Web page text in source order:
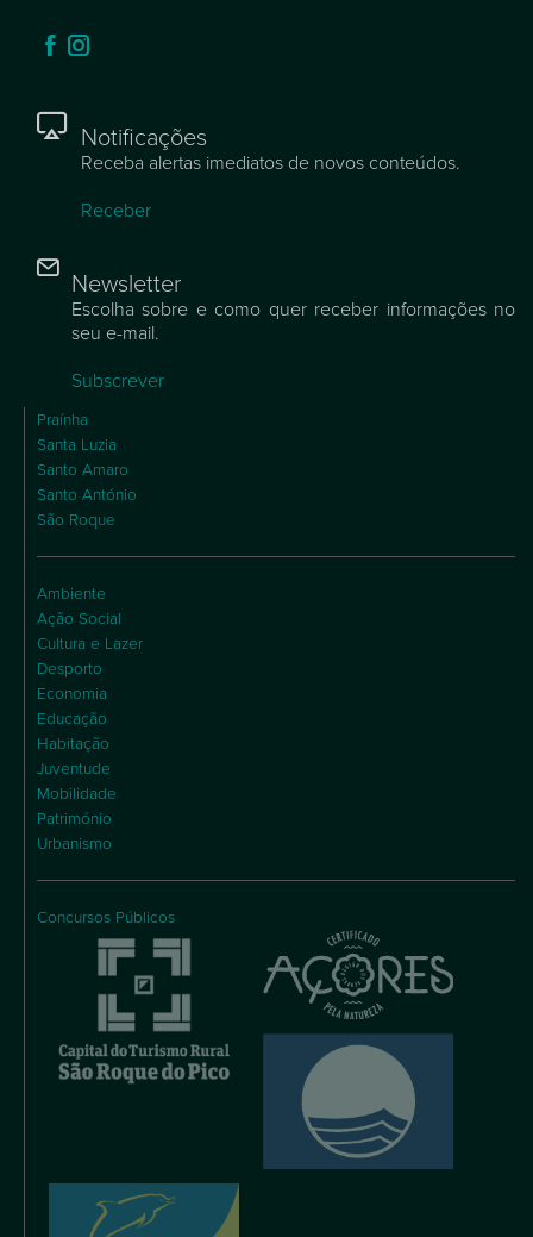
Notificações
Receba alertas imediatos de novos conteúdos.
Receber
Newsletter
Escolha sobre e como quer receber informações no
seu e-mail.
Subscrever
Praínha
Santa Luzia
Santo Amaro
Santo António
São Roque
Ambiente
Ação Social
Cultura e Lazer
Desporto
Economia
Educação
Habitação
Juventude
Mobilidade
Património
Urbanismo
Concursos Públicos